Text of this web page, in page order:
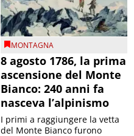
MONTAGNA
8 agosto 1786, la prima
ascensione del Monte
Bianco: 240 anni fa
nasceva l’alpinismo
I primi a raggiungere la vetta
del Monte Bianco furono